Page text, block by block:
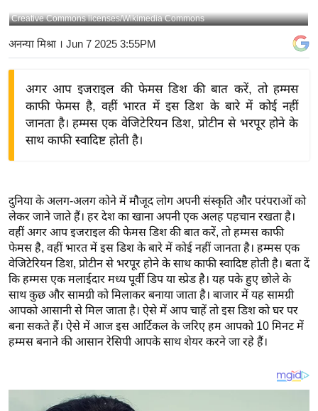
य
ज़
द्यो
त
वि
शे
ष
ज्ञ
रा
य
ब
Creative Commons licenses/Wikimedia Commons
अनन्या मिश्रा । Jun 7 2025 3:55PM
अगर आप इजराइल की फेमस डिश की बात करें, तो हम्मस
काफी फेमस है, वहीं भारत में इस डिश के बारे में कोई नहीं
जानता है। हम्मस एक वेजिटेरियन डिश, प्रोटीन से भरपूर होने के
साथ काफी स्वादिष्ट होती है।
दुनिया के अलग-अलग कोने में मौजूद लोग अपनी संस्कृति और परंपराओं को
लेकर जाने जाते हैं। हर देश का खाना अपनी एक अलह पहचान रखता है।
वहीं अगर आप इजराइल की फेमस डिश की बात करें, तो हम्मस काफी
फेमस है, वहीं भारत में इस डिश के बारे में कोई नहीं जानता है। हम्मस एक
वेजिटेरियन डिश, प्रोटीन से भरपूर होने के साथ काफी स्वादिष्ट होती है। बता दें
कि हम्मस एक मलाईदार मध्य पूर्वी डिप या स्प्रेड है। यह पके हुए छोले के
साथ कुछ और सामग्री को मिलाकर बनाया जाता है। बाजार में यह सामग्री
आपको आसानी से मिल जाता है। ऐसे में आप चाहें तो इस डिश को घर पर
बना सकते हैं। ऐसे में आज इस आर्टिकल के जरिए हम आपको 10 मिनट में
हम्मस बनाने की आसान रेसिपी आपके साथ शेयर करने जा रहे हैं।